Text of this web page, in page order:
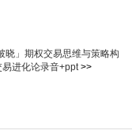
晓」期权交易思维与策略构
进化论录音+ppt>>